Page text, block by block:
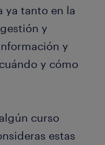
ya tanto en la
y
y
y cómo
curso
estas